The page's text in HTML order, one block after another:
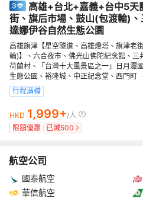
高雄+台北+嘉義+台中5天
街、旗后市場、鼓山(包渡輪)
達娜伊谷自然生態公園
高雄旗津【星空隧道、高雄燈塔、旗津老
輪)】、六合夜市、佛光山佛陀紀念館、三
荷蘭村、「台灣十大風景區之一」日月潭
生態公園、裕隆城、中正紀念堂、西門町
行程滿檔
HKD 1,999+/人
限額優惠
已減500
航空公司
國泰航空
華信航空